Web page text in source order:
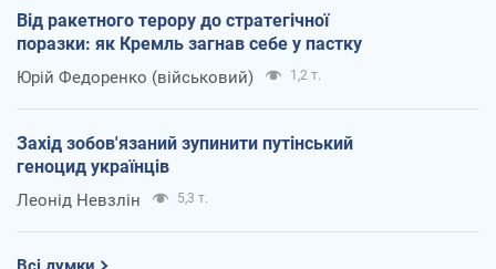
Від ракетного терору до стратегічної
поразки: як Кремль загнав себе у пастку
Юрій Федоренко (військовий) 1,2 т.
Захід зобов'язаний зупинити путінський
геноцид українців
Леонід Невзлін 5,3 т.